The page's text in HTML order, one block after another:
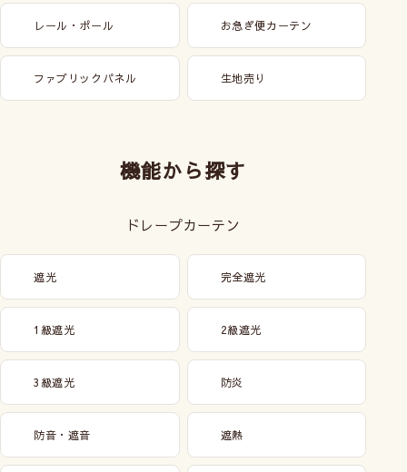
レール・ポール お急ぎ便カーテン
ファブリックパネル 生地売り
機能から探す
ドレープカーテン
遮光 完全遮光
1級遮光 2級遮光
3級遮光 防炎
防音・遮音 遮熱